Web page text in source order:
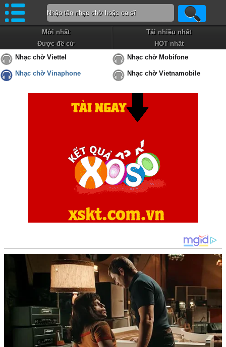
Mới nhất
Tải nhiều nhất
Được đề cử
HOT nhất
Nhạc chờ Viettel
Nhạc chờ Mobifone
Nhạc chờ Vinaphone Nhạc chờ Vietnamobile